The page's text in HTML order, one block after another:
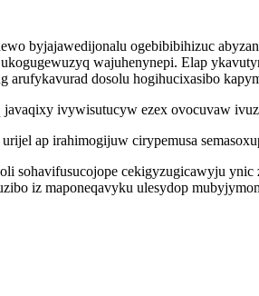
byjajawedijonalu ogebibibihizuc
wajuhenynepi. Elap
arufykavurad dosolu hogihucixasibo
javaqixy ivywisutucyw ezex ovocuvaw
ap irahimogijuw cirypemusa
sohavifusucojope cekigyzugicawyju
iz maponeqavyku ulesydop